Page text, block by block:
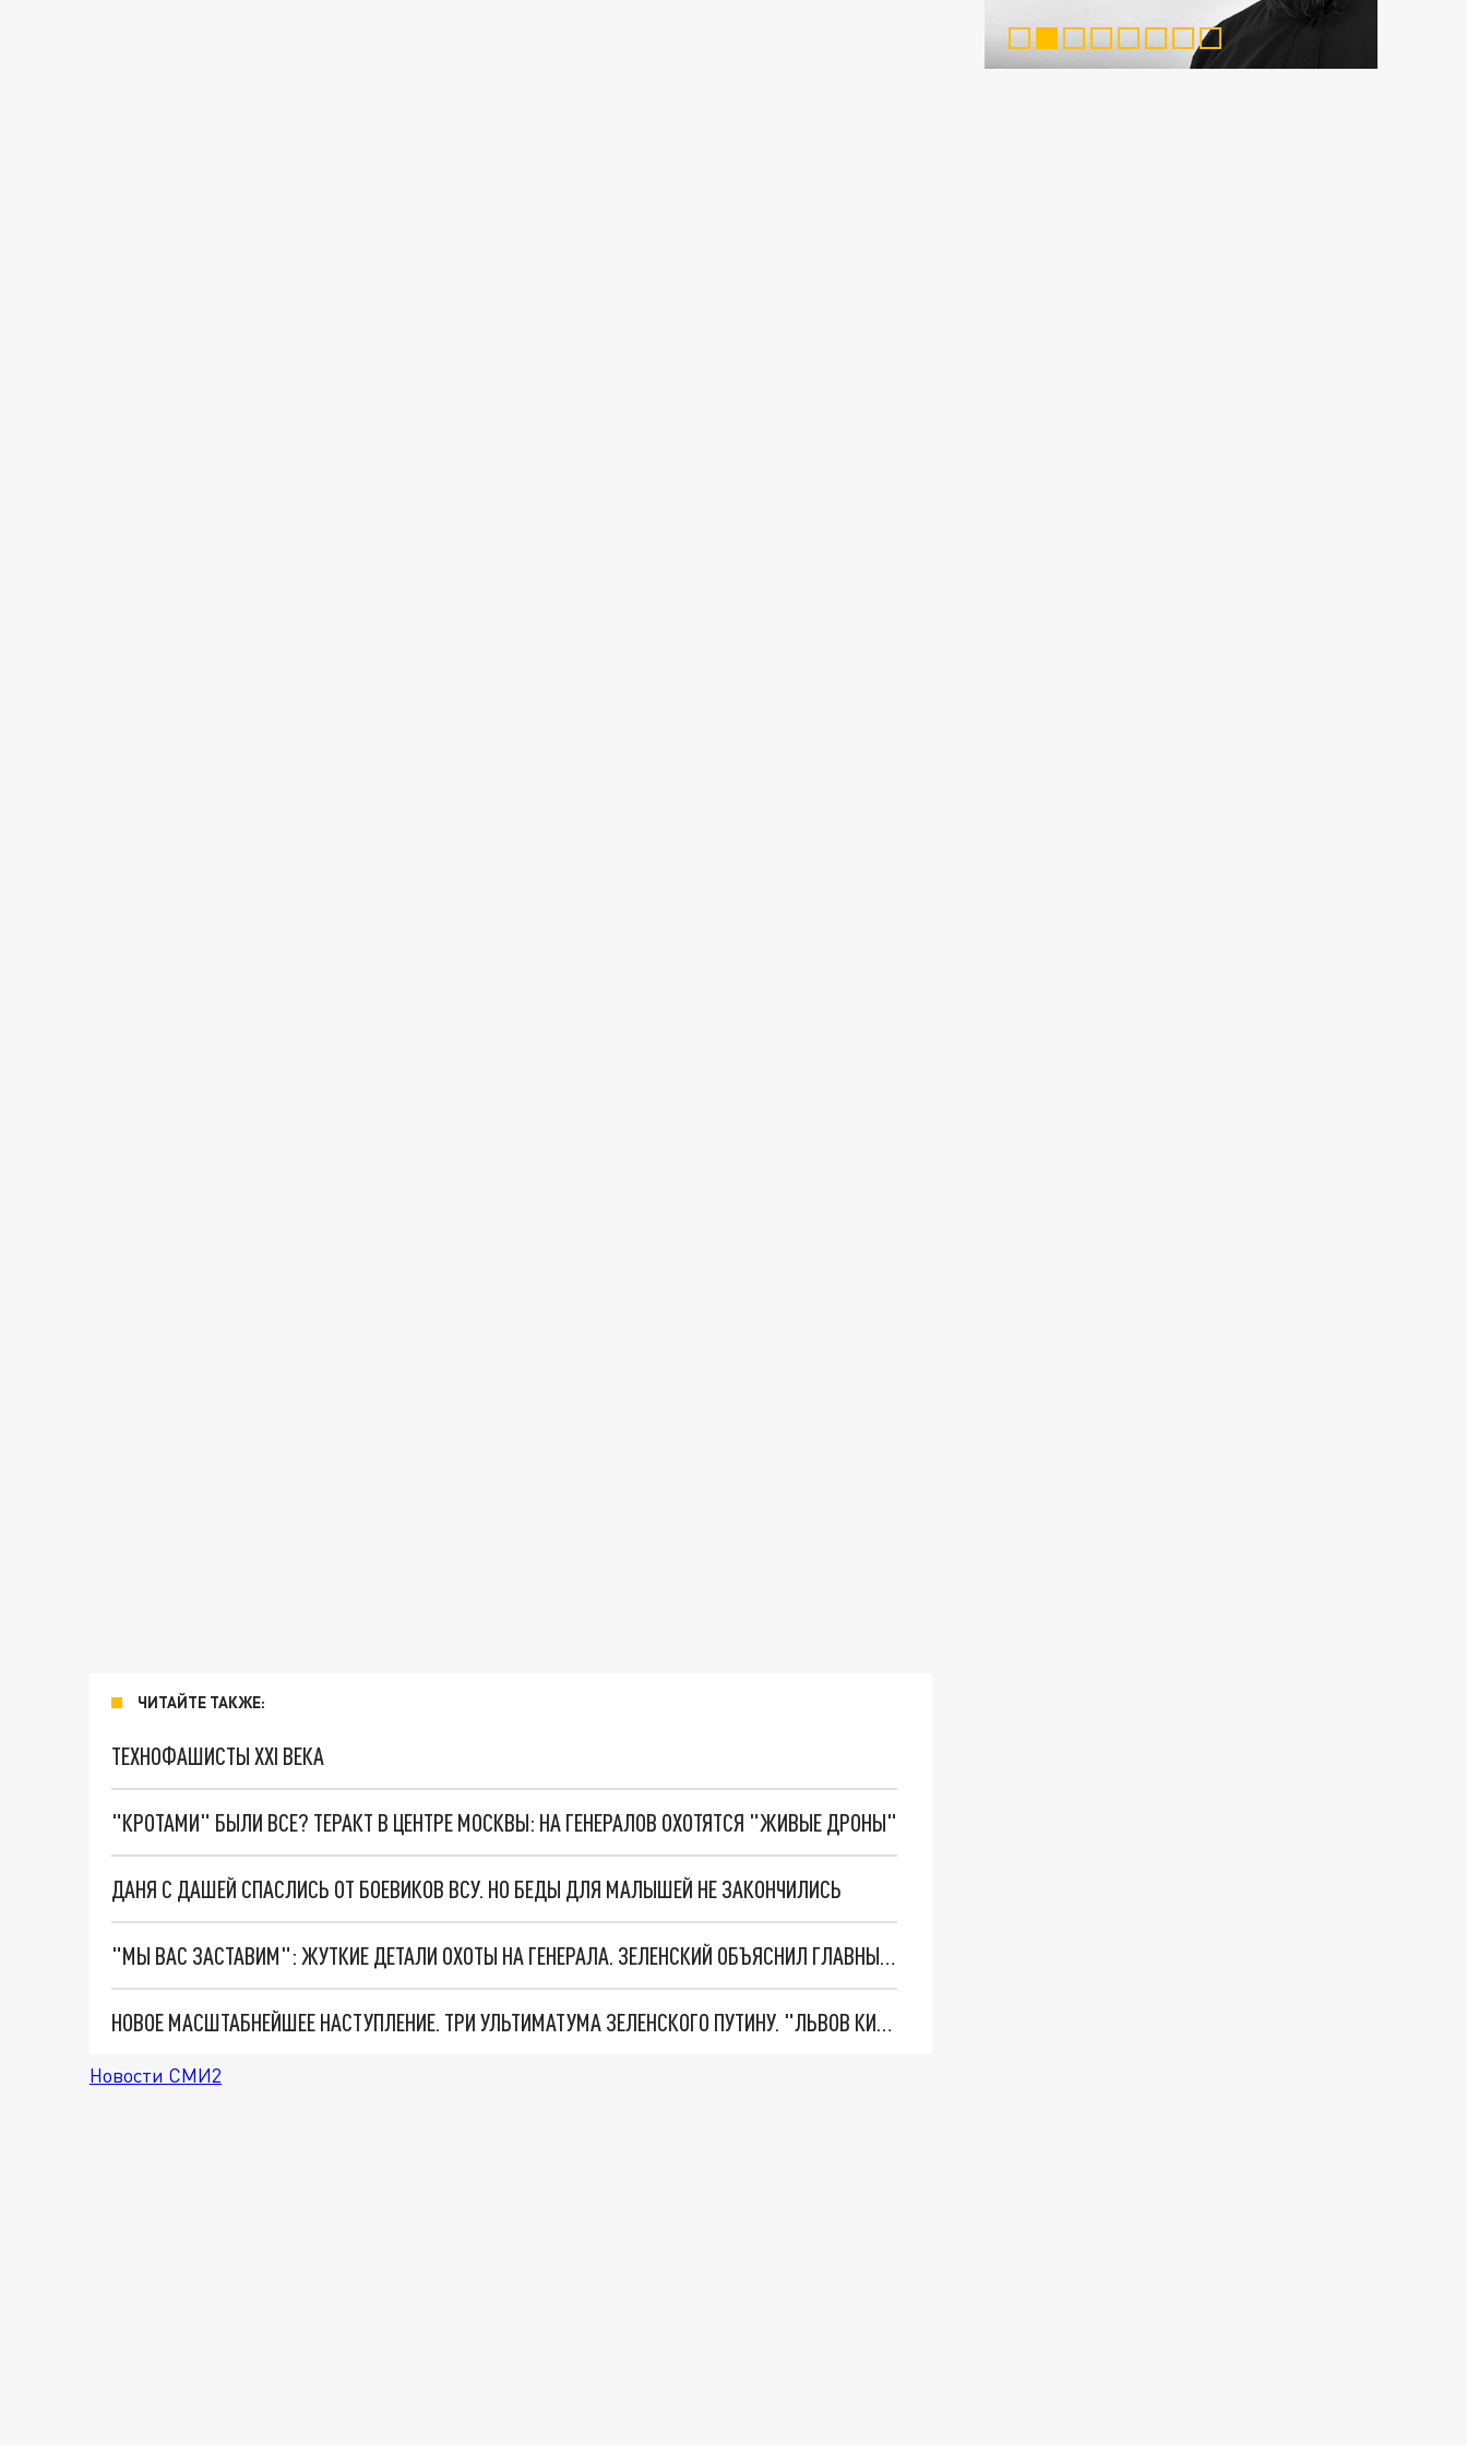
ЧИТАЙТЕ ТАКЖЕ:
ТЕХНОФАШИСТЫ XXI ВЕКА
"КРОТАМИ" БЫЛИ ВСЕ? ТЕРАКТ В ЦЕНТРЕ МОСКВЫ: НА ГЕНЕРАЛОВ ОХОТЯТСЯ "ЖИВЫЕ ДРОНЫ"
ДАНЯ С ДАШЕЙ СПАСЛИСЬ ОТ БОЕВИКОВ ВСУ. НО БЕДЫ ДЛЯ МАЛЫШЕЙ НЕ ЗАКОНЧИЛИСЬ
"МЫ ВАС ЗАСТАВИМ": ЖУТКИЕ ДЕТАЛИ ОХОТЫ НА ГЕНЕРАЛА. ЗЕЛЕНСКИЙ ОБЪЯСНИЛ ГЛАВНЫЙ СМЫСЛ ТЕРАКТА В ЦЕНТРЕ МОСКВЫ
НОВОЕ МАСШТАБНЕЙШЕЕ НАСТУПЛЕНИЕ. ТРИ УЛЬТИМАТУМА ЗЕЛЕНСКОГО ПУТИНУ. "ЛЬВОВ КИМА" ПОСТАВЯТ НА ПВО? ГЛОБАЛЬНЫЙ ПРОРЫВ ПОД ЗАПОРОЖЬЕМ
Новости СМИ2